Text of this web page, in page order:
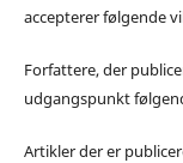
accepterer følgende
Forfattere, der
udgangspunkt
Artikler der er